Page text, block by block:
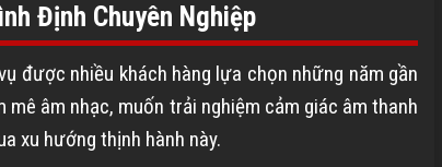
Định Chuyên Nghiệp
được nhiều khách hàng lựa chọn những năm gần
âm nhạc, muốn trải nghiệm cảm giác âm thanh
xu hướng thịnh hành này.